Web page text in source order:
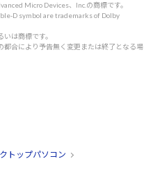
練されており、作業スペ
なに負荷のかかる作業を
ん。
はプロフェッショナルやク
Micro Devices、Inc.の商標です。
D symbol are trademarks of Dolby
は商標です。
都合により予告無く変更または終了となる場
トップパソコン